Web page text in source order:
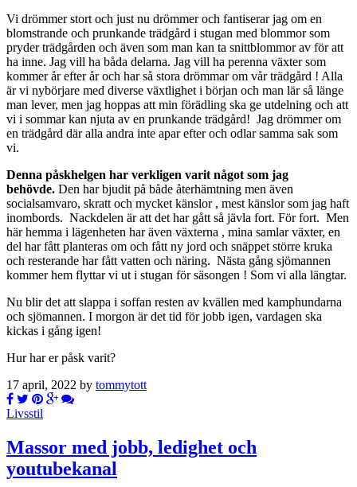
Vi drömmer stort och just nu drömmer och fantiserar jag om en
blomstrande och prunkande trädgård i stugan med blommor som
pryder trädgården och även som man kan ta snittblommor av för att
ha inne. Jag vill ha båda delarna. Jag vill ha perenna växter som
kommer år efter år och har så stora drömmar om vår trädgård ! Alla
är vi nybörjare med diverse växtlighet i början och man lär så länge
man lever, men jag hoppas att min förädling ska ge utdelning och att
vi i sommar kan njuta av en prunkande trädgård! Jag drömmer om
en trädgård där alla andra inte apar efter och odlar samma sak som
vi.
Denna påskhelgen har verkligen varit något som jag
behövde. Den har bjudit på både återhämtning men även
socialsamvaro, skratt och mycket känslor , mest känslor som jag haft
inombords. Nackdelen är att det har gått så jävla fort. För fort. Men
här hemma i lägenheten har även växterna , mina samlar växter, en
del har fått planteras om och fått ny jord och snäppet större kruka
och resterande har fått vatten och näring. Nästa gång sjömannen
kommer hem flyttar vi ut i stugan för säsongen ! Som vi alla längtar.
Nu blir det att slappa i soffan resten av kvällen med kamphundarna
och sjömannen. I morgon är det tid för jobb igen, vardagen ska
kickas i gång igen!
Hur har er påsk varit?
17 april, 2022 by tommytott
Livsstil
Massor med jobb, ledighet och
youtubekanal